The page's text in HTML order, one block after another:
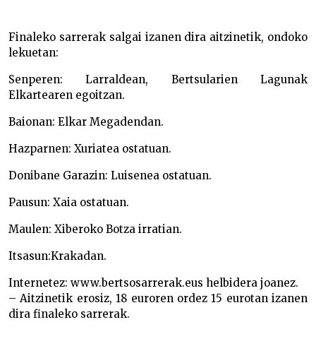
Finaleko sarrerak salgai izanen dira aitzinetik, ondoko
lekuetan:
Senperen: Larraldean, Bertsularien Lagunak
Elkartearen egoitzan.
Baionan: Elkar Megadendan.
Hazparnen: Xuriatea ostatuan.
Donibane Garazin: Luisenea ostatuan.
Pausun: Xaia ostatuan.
Maulen: Xiberoko Botza irratian.
Itsasun:Krakadan.
Internetez: www.bertsosarrerak.eus helbidera joanez.
– Aitzinetik erosiz, 18 euroren ordez 15 eurotan izanen
dira finaleko sarrerak.